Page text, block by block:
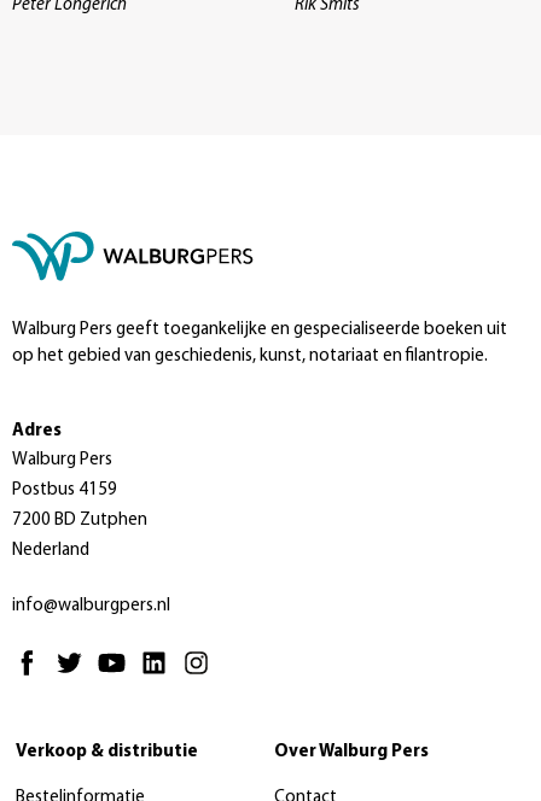
Peter Longerich
Rik Smits
Walburg Pers geeft toegankelijke en gespecialiseerde boeken uit
op het gebied van geschiedenis, kunst, notariaat en filantropie.
Adres
Walburg Pers
Postbus 4159
7200 BD Zutphen
Nederland
info@walburgpers.nl
Verkoop & distributie Over Walburg Pers